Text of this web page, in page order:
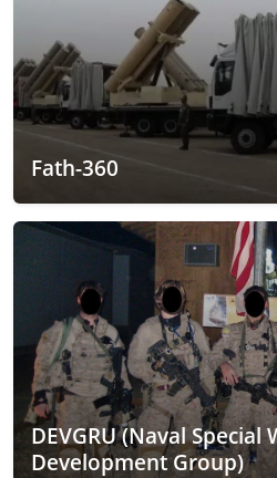
Fath-360
DEVGRU (Naval Special
Development Group)